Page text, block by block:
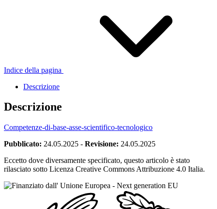
Indice della pagina
Descrizione
Descrizione
Competenze-di-base-asse-scientifico-tecnologico
Pubblicato: 24.05.2025 - Revisione: 24.05.2025
Eccetto dove diversamente specificato, questo articolo è stato
rilasciato sotto Licenza Creative Commons Attribuzione 4.0 Italia.